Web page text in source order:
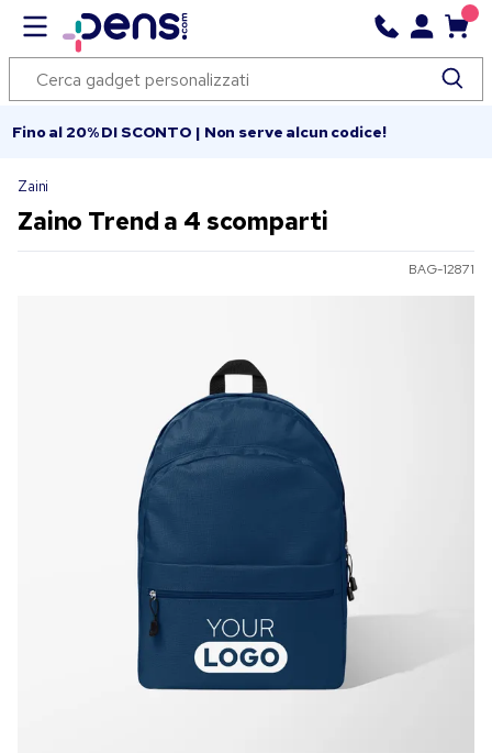
Fino al 20% DI SCONTO | Non serve alcun codice!
Zaini
Zaino Trend a 4 scomparti
BAG-12871